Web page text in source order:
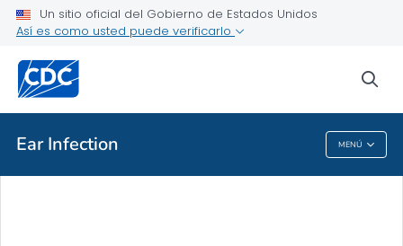
Un sitio oficial del Gobierno de Estados Unidos
Así es como usted puede verificarlo
Ear Infection MENÚ
Temas de salud de la A a la Z
Acerca de los CDC
Ear Infection